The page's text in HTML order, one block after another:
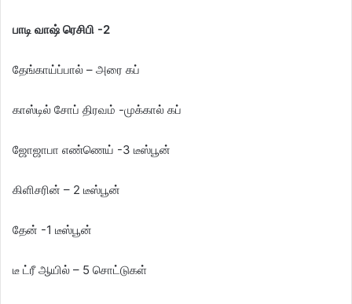
​பாடி வாஷ் ரெசிபி -2
தேங்காய்ப்பால் – அரை கப்
காஸ்டில் சோப் திரவம் -முக்கால் கப்
ஜோஜாபா எண்ணெய் -3 டீஸ்பூன்
கிளிசரின் – 2 டீஸ்பூன்
தேன் -1 டீஸ்பூன்
டீ ட்ரீ ஆயில் – 5 சொட்டுகள்